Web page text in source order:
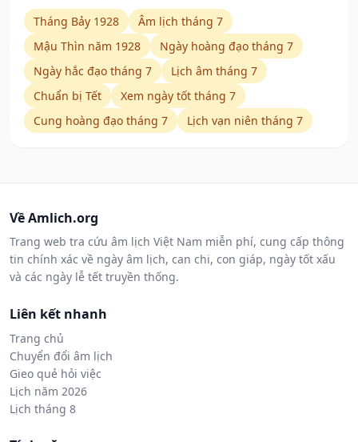
Tháng Bảy 1928
Âm lịch tháng 7
Mậu Thìn năm 1928
Ngày hoàng đạo tháng 7
Ngày hắc đạo tháng 7
Lịch âm tháng 7
Chuẩn bị Tết
Xem ngày tốt tháng 7
Cung hoàng đạo tháng 7
Lịch vạn niên tháng 7
Về Amlich.org
Trang web tra cứu âm lịch Việt Nam miễn phí, cung cấp thông
tin chính xác về ngày âm lịch, can chi, con giáp, ngày tốt xấu
và các ngày lễ tết truyền thống.
Liên kết nhanh
Trang chủ
Chuyển đổi âm lịch
Gieo quẻ hỏi việc
Lịch năm 2026
Lịch tháng 8